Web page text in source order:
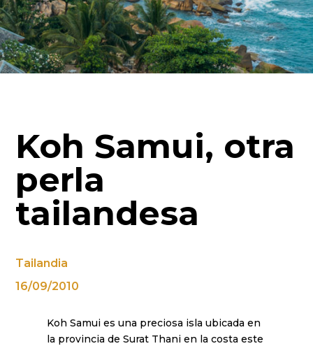
Koh Samui, otra
perla
tailandesa
Tailandia
16/09/2010
Koh Samui es una preciosa isla ubicada en
la provincia de Surat Thani en la costa este